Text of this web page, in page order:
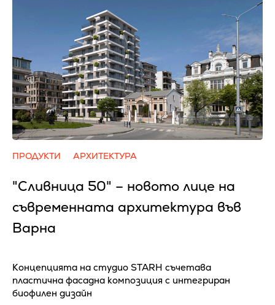
ПРОДУКТИ АРХИТЕКТУРА
"Сливница 50" – новото лице на
съвременната архитектура във
Варна
Концепцията на студио STARH съчетава
пластична фасадна композиция с интегриран
биофилен дизайн